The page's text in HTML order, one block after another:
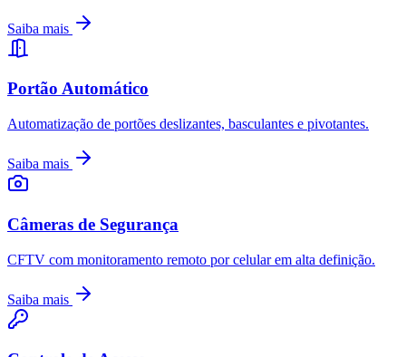
Saiba mais
Portão Automático
Automatização de portões deslizantes, basculantes e pivotantes.
Saiba mais
Câmeras de Segurança
CFTV com monitoramento remoto por celular em alta definição.
Saiba mais